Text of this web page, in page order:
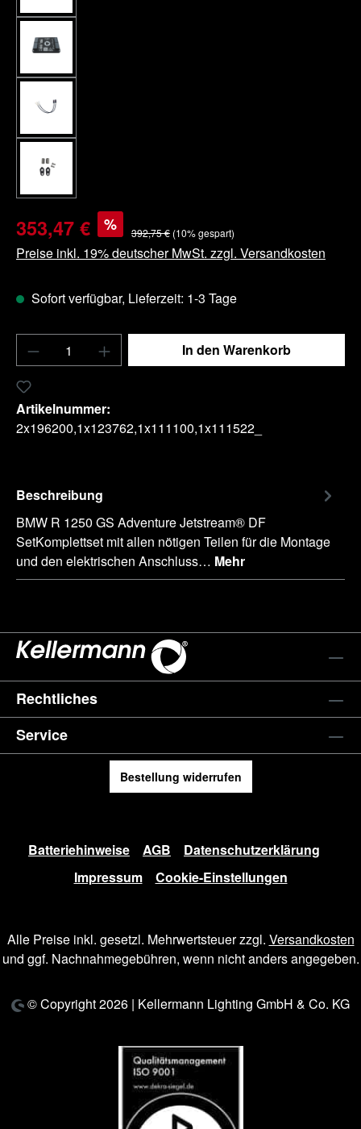
353,47 € % 392,75 € (10% gespart)
Preise inkl. 19% deutscher MwSt. zzgl. Versandkosten
Sofort verfügbar, Lieferzeit: 1-3 Tage
Produkt Anzahl: Gib den gewünschten
In den Warenkorb
Artikelnummer:
2x196200,1x123762,1x111100,1x111522_
Beschreibung
BMW R 1250 GS Adventure Jetstream® DF
SetKomplettset mit allen nötigen Teilen für die Montage
und den elektrischen Anschluss… Mehr
Rechtliches
Service
Bestellung widerrufen
Batteriehinweise AGB
Datenschutzerklärung
Impressum
Cookie-Einstellungen
Alle Preise inkl. gesetzl. Mehrwertsteuer zzgl. Versandkosten
und ggf. Nachnahmegebühren, wenn nicht anders angegeben.
© Copyright 2026 | Kellermann Lighting GmbH & Co. KG